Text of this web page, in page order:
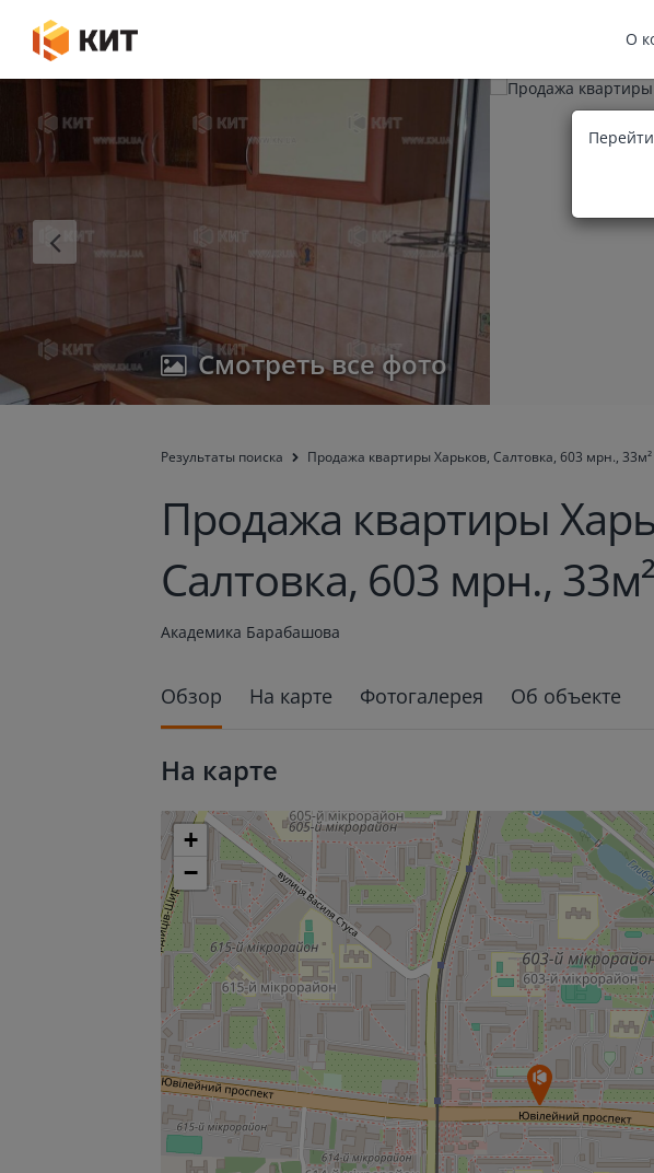
О
Перейти
Смотреть все фото
Результаты поиска Продажа квартиры Харьков, Салтовка, 603 мрн., 33м²
Продажа квартиры
Салтовка, 603 мрн., 33м²
Академика Барабашова
Обзор На карте Фотогалерея Об объекте
На карте
+
−